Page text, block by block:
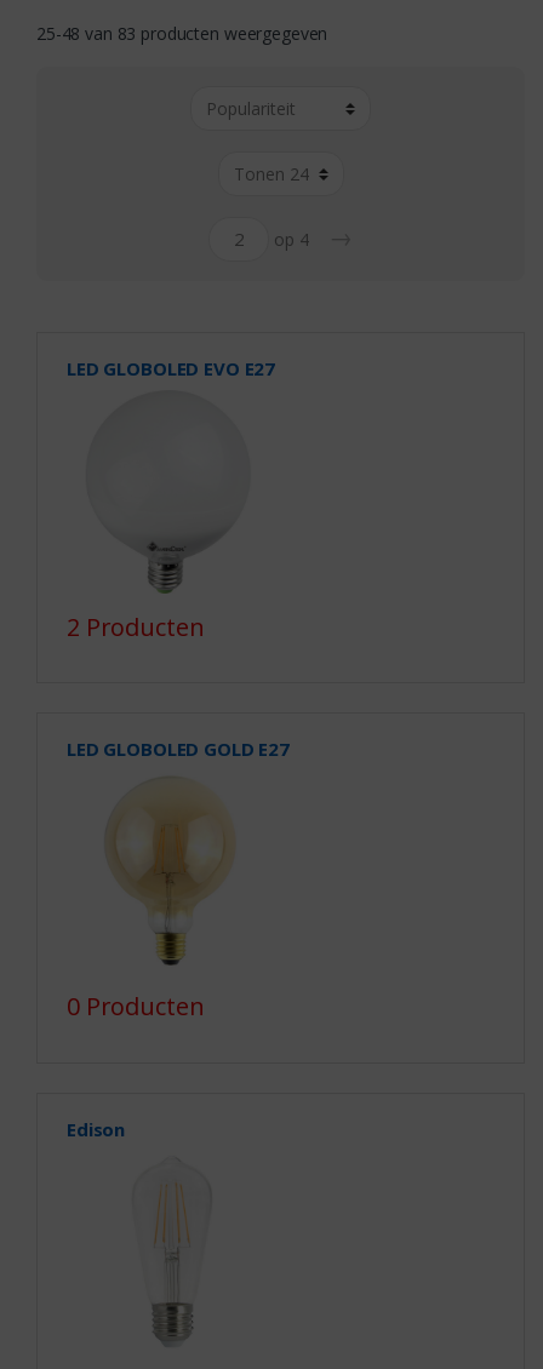
25-48 van 83 producten weergegeven
op 4
LED GLOBOLED EVO E27
2 Producten
LED GLOBOLED GOLD E27
0 Producten
Edison